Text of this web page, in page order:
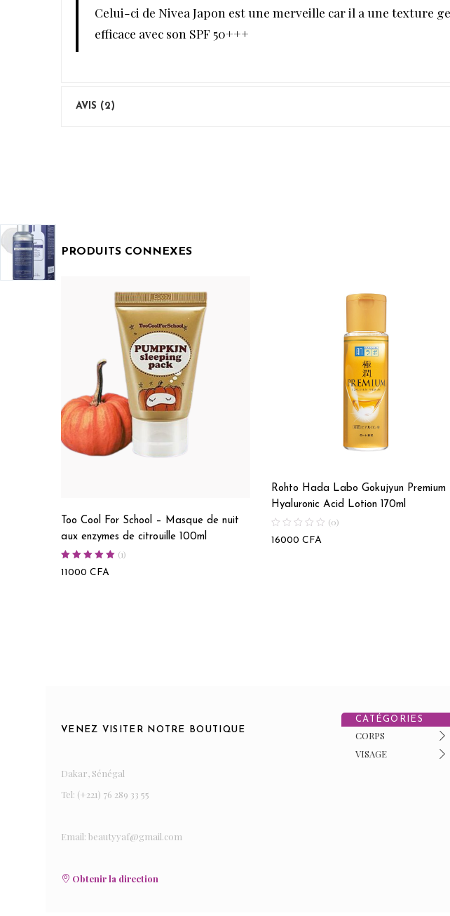
Celui-ci de Nivea Japon est une merveille car il a une texture
efficace avec son SPF 50+++
AVIS (2)
PRODUITS CONNEXES
Too Cool For School – Masque de nuit
aux enzymes de citrouille 100ml
5.00
sur 5
(1)
11000 CFA
Rohto Hada Labo Gokujyun Premium
Hyaluronic Acid Lotion 170ml
(0)
16000 CFA
VENEZ VISITER NOTRE BOUTIQUE
Dakar, Sénégal
Tel: (+221) 76 289 33 55
Email: beautyyaf@gmail.com
Obtenir la direction
CATÉGORIES
CORPS
VISAGE